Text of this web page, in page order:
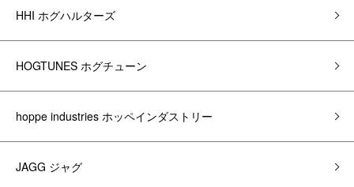
HHI ホグハルターズ
HOGTUNES ホグチューン
hoppe industries ホッペインダストリー
JAGG ジャグ